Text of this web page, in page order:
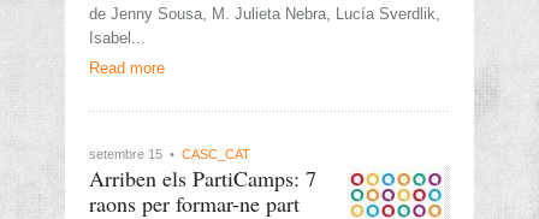
de Jenny Sousa, M. Julieta Nebra, Lucía Sverdlik,
Isabel...
Read more
setembre 15 • CASC_CAT
Arriben els PartiCamps: 7
raons per formar-ne part